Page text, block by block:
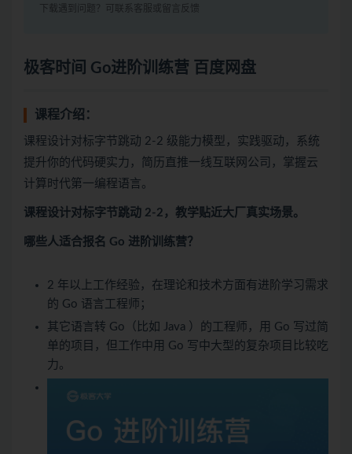
下载遇到问题？可联系客服或留言反馈
极客时间 Go进阶训练营 百度网盘
课程介绍：
课程设计对标字节跳动 2-2 级能力模型，实践驱动，系统
提升你的代码硬实力，简历直推一线互联网公司，掌握云
计算时代第一编程语言。
课程设计对标字节跳动 2-2，教学贴近大厂真实场景。
哪些人适合报名 Go 进阶训练营？
2 年以上工作经验，在理论和技术方面有进阶学习需求
的 Go 语言工程师；
其它语言转 Go（比如 Java ）的工程师，用 Go 写过简
单的项目，但工作中用 Go 写中大型的复杂项目比较吃
力。